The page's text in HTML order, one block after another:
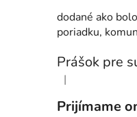
dodané ako
poriadku,
Hodnotenie
|
Prijímame